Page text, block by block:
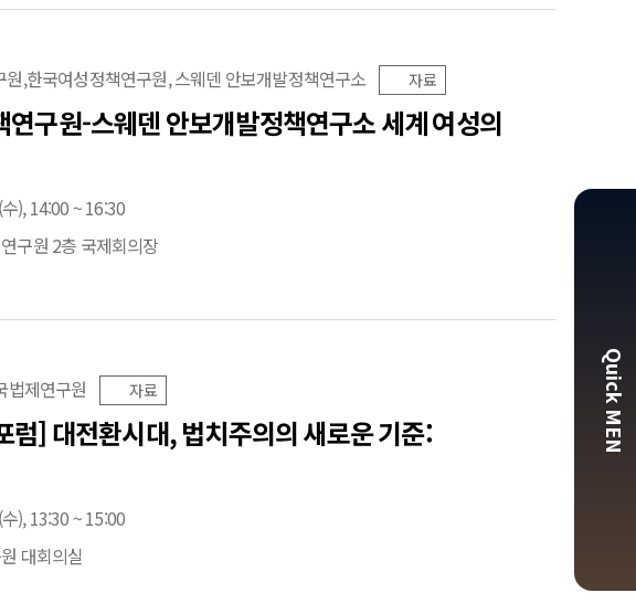
,한국여성정책연구원, 스웨덴 안보개발정책연구소 자료
구원-스웨덴 안보개발정책연구소 세계 여성의
), 14:00 ~ 16:30
구원 2층 국제회의장
법제연구원 자료
럼] 대전환시대, 법치주의의 새로운 기준:
), 13:30 ~ 15:00
대회의실
Quick MEN